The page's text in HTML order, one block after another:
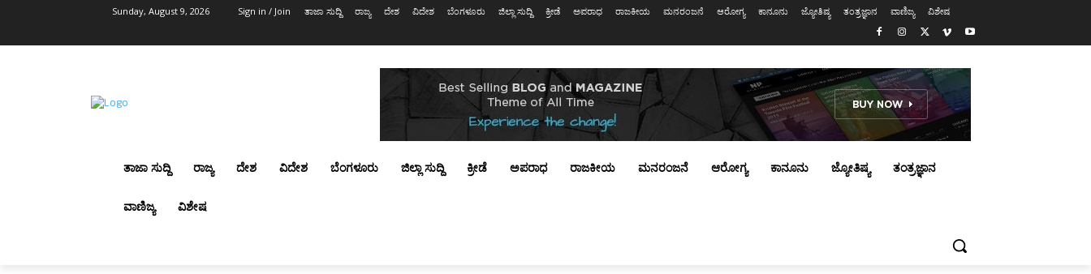
Sunday, August 9, 2026 Sign in / Join ತಾಜಾ ಸುದ್ದಿ ರಾಜ್ಯ ದೇಶ ವಿದೇಶ ಬೆಂಗಳೂರು ಜಿಲ್ಲಾ ಸುದ್ದಿ ಕ್ರೀಡೆ ಅಪರಾಧ ರಾಜಕೀಯ ಮನರಂಜನೆ ಆರೋಗ್ಯ ಕಾನೂನು ಜ್ಯೋತಿಷ್ಯ ತಂತ್ರಜ್ಞಾನ ವಾಣಿಜ್ಯ ವಿಶೇಷ
ತಾಜಾ ಸುದ್ದಿ ರಾಜ್ಯ ದೇಶ ವಿದೇಶ ಬೆಂಗಳೂರು ಜಿಲ್ಲಾ ಸುದ್ದಿ ಕ್ರೀಡೆ ಅಪರಾಧ ರಾಜಕೀಯ ಮನರಂಜನೆ ಆರೋಗ್ಯ ಕಾನೂನು ಜ್ಯೋತಿಷ್ಯ ತಂತ್ರಜ್ಞಾನ
ವಾಣಿಜ್ಯ ವಿಶೇಷ